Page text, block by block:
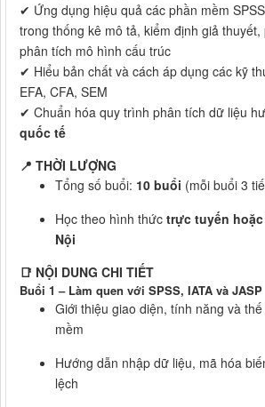
✔ Ứng dụng hiệu quả các phần mềm
trong thống kê mô tả, kiểm định giả
phân tích mô hình cấu trúc
✔ Hiểu bản chất và cách áp dụng các kỹ
EFA, CFA, SEM
✔ Chuẩn hóa quy trình phân tích dữ liệu
quốc tế
📍 THỜI LƯỢNG
Tổng số buổi: 10 buổi (mỗi buổi 3
Học theo hình thức trực tuyến
Nội
📑 NỘI DUNG CHI TIẾT
Buổi 1 – Làm quen với SPSS, IATA và JASP
Giới thiệu giao diện, tính năng và
mềm
Hướng dẫn nhập dữ liệu, mã hóa
lệch